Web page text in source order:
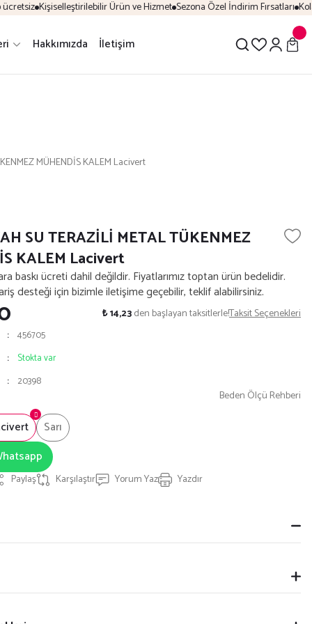
Kişiselleştirilebilir Ürün ve Hizmet Sezona Özel İndirim Fırsatları Kolay
Hakkımızda İletişim
MÜHENDİS KALEM Lacivert
SU TERAZİLİ METAL TÜKENMEZ
KALEM Lacivert
baskı ücreti dahil değildir. Fiyatlarımız toptan ürün bedelidir.
desteği için bizimle iletişime geçebilir, teklif alabilirsiniz.
₺ 14,23den başlayan taksitlerle!Taksit Seçenekleri
456705
Stokta var
20398
Sarı
Beden Ölçü Rehberi
Paylaş Karşılaştır Yorum Yaz Yazdır